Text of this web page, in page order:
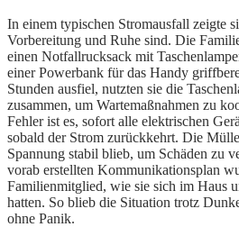
In einem typischen Stromausfall zeigte
Vorbereitung und Ruhe sind. Die
einen Notfallrucksack mit
einer Powerbank für das Handy
Stunden ausfiel, nutzten sie die
zusammen, um Wartemaßnahmen zu
Fehler ist es, sofort alle elektrischen
sobald der Strom zurückkehrt. Die
Spannung stabil blieb, um Schäden zu
vorab erstellten Kommunikationsplan
Familienmitglied, wie sie sich im Haus
hatten. So blieb die Situation trotz
ohne Panik.